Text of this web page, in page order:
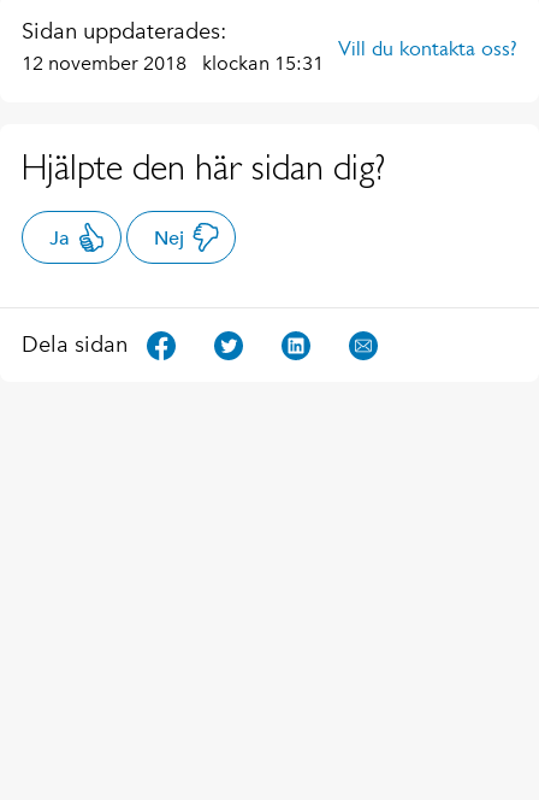
Sidan uppdaterades:
12 november 2018 klockan 15:31
Vill du kontakta oss?
Hjälpte den här sidan dig?
Ja Nej
Dela sidan